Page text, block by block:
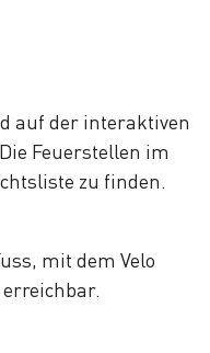
auf der interaktiven
Feuerstellen im
zu finden.
mit dem Velo